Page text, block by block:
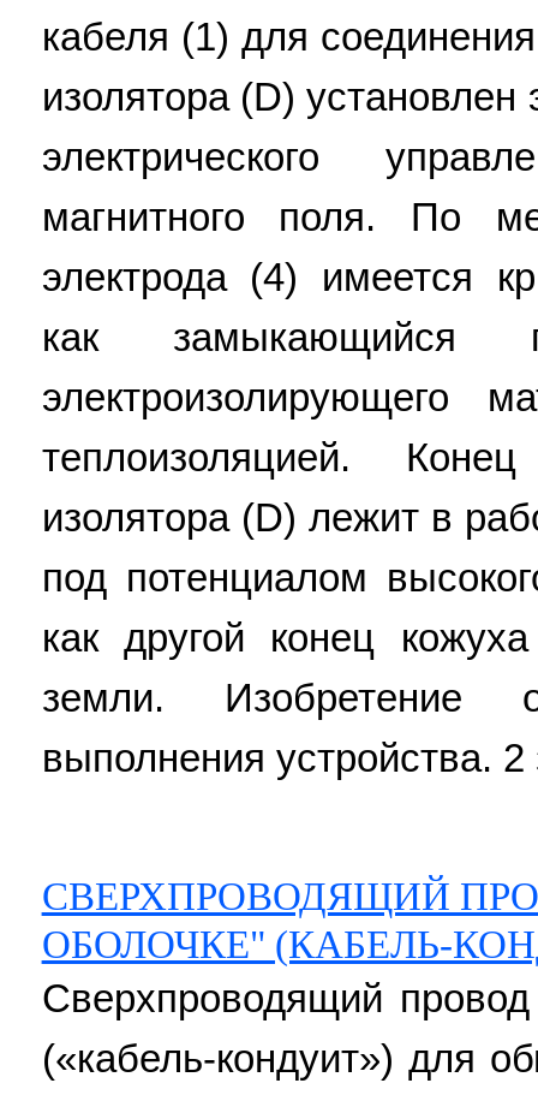
кабеля (1) для
изолятора (D)
электрического
магнитного поля. По
электрода (4) имеется
как
электроизолирующего
теплоизоляцией.
изолятора (D) лежит в
под потенциалом
как другой конец
земли. Изобретение
выполнения устройства.
СВЕРХПРОВОДЯЩИЙ
ОБОЛОЧКЕ" (КАБЕЛЬ-
Сверхпроводящий
(«кабель-кондуит») для